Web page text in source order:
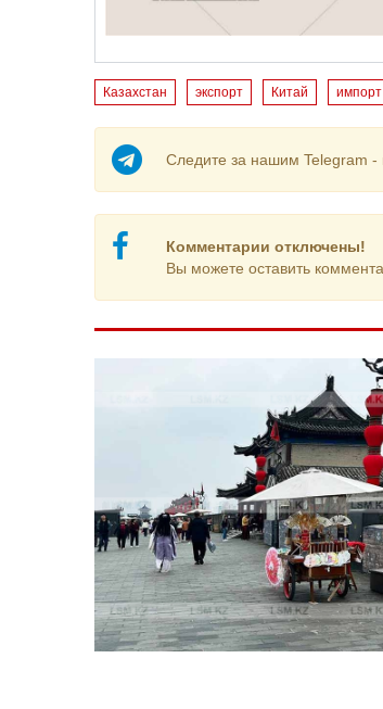
Казахстан экспорт Китай импорт
Следите за нашим Telegram -
Комментарии отключены!
Вы можете оставить